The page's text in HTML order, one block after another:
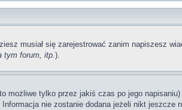
musiał się zarejestrować zanim napiszesz
tym forum, itp.).
możliwe tylko przez jakiś czas po jego
nie zostanie dodana jeżeli nikt jeszcze